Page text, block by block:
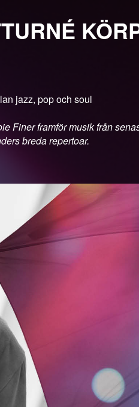
jazz, pop och soul
Finer framför musik från
breda repertoar.